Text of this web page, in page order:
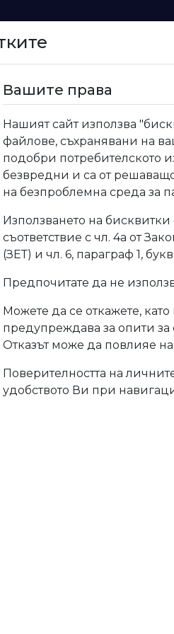
Вашите права
Нашият сайт използва
файлове, съхранявани на
подобри потребителското
безвредни и са от
на безпроблемна среда за
Използването на бисквитки
съответствие с чл. 4а от
(ЗЕТ) и чл. 6, параграф 1,
Предпочитате да не
Можете да се откажете,
предупреждава за опити
Отказът може да повлияе
Поверителността на
удобството Ви при
> 21.10.10 Гардеробен